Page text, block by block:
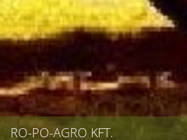
RO-PO-AGRO KFT.